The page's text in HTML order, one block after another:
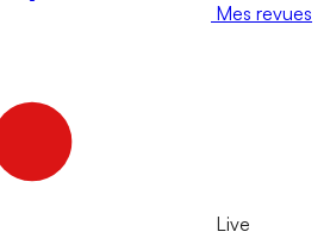
Mes revues
Live